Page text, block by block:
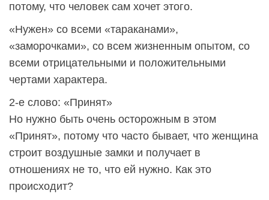
потому, что человек сам хочет этого.
«Нужен» со всеми «тараканами»,
«заморочками», со всем жизненным опытом, со
всеми отрицательными и положительными
чертами характера.
2-е слово: «Принят»
Но нужно быть очень осторожным в этом
«Принят», потому что часто бывает, что женщина
строит воздушные замки и получает в
отношениях не то, что ей нужно. Как это
происходит?